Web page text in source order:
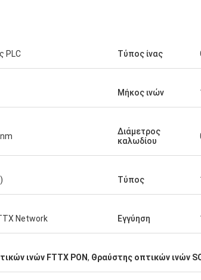
PLC Τύπος ίνας
Μήκος ινών
Διάμετρος
καλωδίου
Τύπος
Network Εγγύηση
ινών FTTX PON, Θραύστης οπτικών ινών